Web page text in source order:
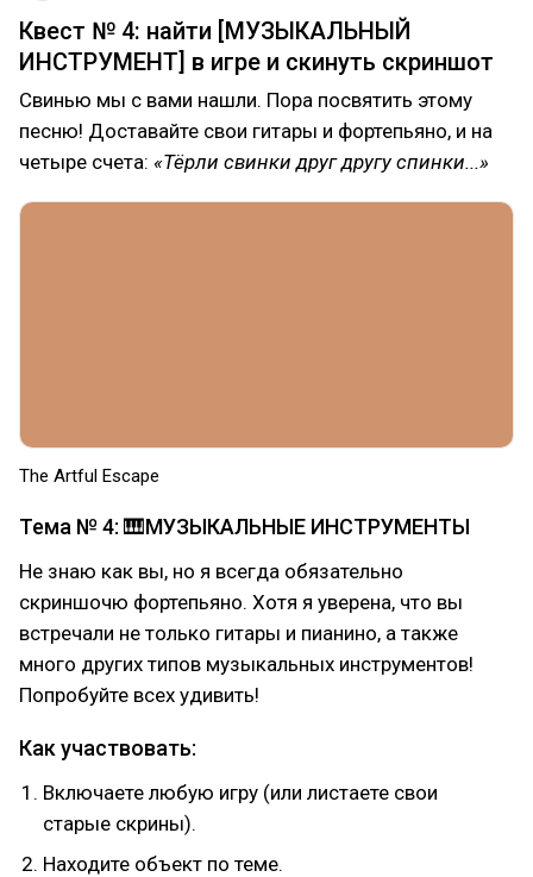
Квест № 4: найти [МУЗЫКАЛЬНЫЙ
ИНСТРУМЕНТ] в игре и скинуть скриншот
Свинью мы с вами нашли. Пора посвятить этому
песню! Доставайте свои гитары и фортепьяно, и на
четыре счета: «Тёрли свинки друг другу спинки...»
The Artful Escape
Тема № 4: 🎹МУЗЫКАЛЬНЫЕ ИНСТРУМЕНТЫ
Не знаю как вы, но я всегда обязательно
скриншочю фортепьяно. Хотя я уверена, что вы
встречали не только гитары и пианино, а также
много других типов музыкальных инструментов!
Попробуйте всех удивить!
Как участвовать:
Включаете любую игру (или листаете свои
старые скрины).
Находите объект по теме.